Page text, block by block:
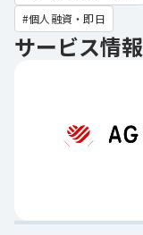
個人融資・即日
サービス情報